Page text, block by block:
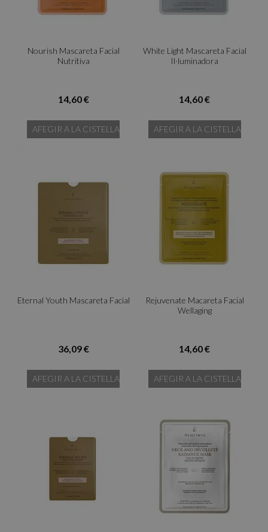
Nourish Mascareta Facial
Nutritiva
14,60 €
AFEGIR A LA CISTELLA
White Light Mascareta Facial
Il·luminadora
14,60 €
AFEGIR A LA CISTELLA
Eternal Youth Mascareta Facial
36,09 €
AFEGIR A LA CISTELLA
Rejuvenate Macareta Facial
Wellaging
14,60 €
AFEGIR A LA CISTELLA